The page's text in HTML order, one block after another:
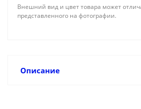
Внешний вид и цвет товара может
представленного на фотографии.
Описание